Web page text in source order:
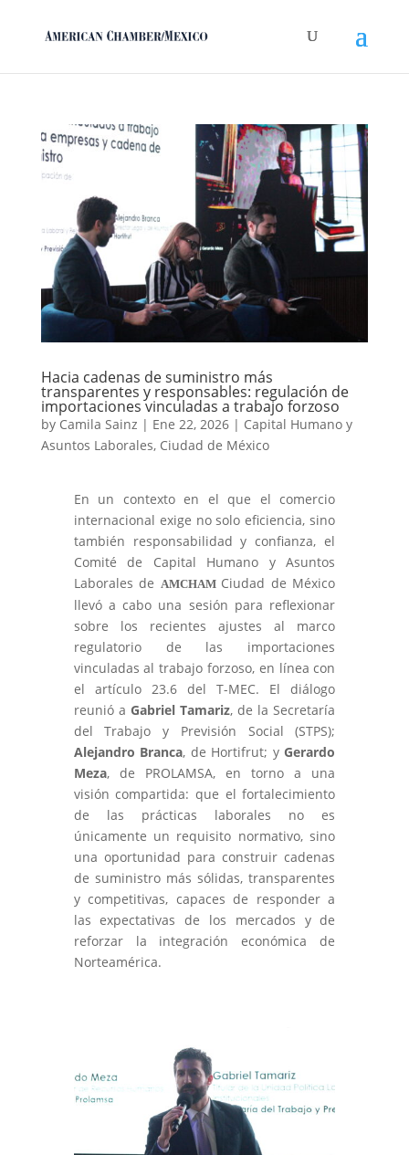
Hacia cadenas de suministro más
transparentes y responsables: regulación de
importaciones vinculadas a trabajo forzoso
by Camila Sainz | Ene 22, 2026| Capital Humano y
Asuntos Laborales, Ciudad de México
En un contexto en el que el comercio
internacional exige no solo eficiencia, sino
también responsabilidad y confianza, el
Comité de Capital Humano y Asuntos
Laborales de AMCHAM Ciudad de México
llevó a cabo una sesión para reflexionar
sobre los recientes ajustes al marco
regulatorio de las importaciones
vinculadas al trabajo forzoso, en línea con
el artículo 23.6 del T-MEC. El diálogo
reunió a Gabriel Tamariz, de la Secretaría
del Trabajo y Previsión Social (STPS);
Alejandro Branca, de Hortifrut; yGerardo
Meza, de PROLAMSA, en torno a una
visión compartida: que el fortalecimiento
de las prácticas laborales no es
únicamente un requisito normativo, sino
una oportunidad para construir cadenas
de suministro más sólidas, transparentes
y competitivas, capaces de responder a
las expectativas de los mercados y de
reforzar la integración económica de
Norteamérica.